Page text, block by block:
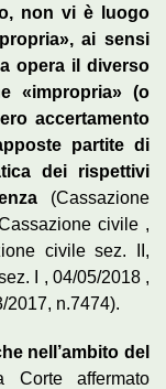
non vi è luogo
ai sensi
opera il diverso
«impropria» (o
accertamento
partite di
dei rispettivi
(Cassazione
civile ,
civile sez. II,
I , 04/05/2018 ,
2017, n.7474).
nell’ambito del
Corte affermato